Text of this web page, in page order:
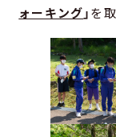
ォーキング 」 を